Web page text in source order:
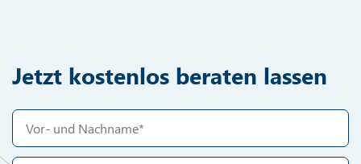
Jetzt kostenlos beraten lassen